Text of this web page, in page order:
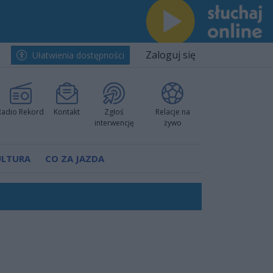
Ułatwienia dostępności Zaloguj się
Rekord Kontakt
Zgłoś
interwencję
Relacje na
żywo
CO ZA JAZDA
w Ustce!
prokuratury
pokazali klasę
nową sportową tradycję"